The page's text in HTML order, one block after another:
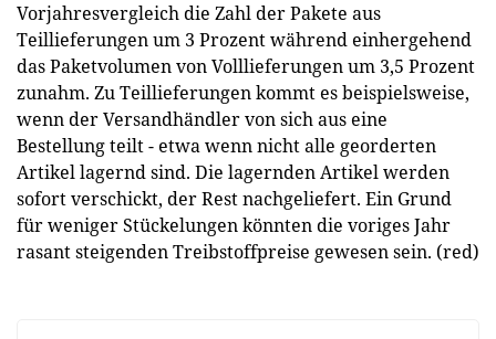
Vorjahresvergleich die Zahl der Pakete aus
Teillieferungen um 3 Prozent während einhergehend
das Paketvolumen von Volllieferungen um 3,5 Prozent
zunahm. Zu Teillieferungen kommt es beispielsweise,
wenn der Versandhändler von sich aus eine
Bestellung teilt - etwa wenn nicht alle georderten
Artikel lagernd sind. Die lagernden Artikel werden
sofort verschickt, der Rest nachgeliefert. Ein Grund
für weniger Stückelungen könnten die voriges Jahr
rasant steigenden Treibstoffpreise gewesen sein. (red)